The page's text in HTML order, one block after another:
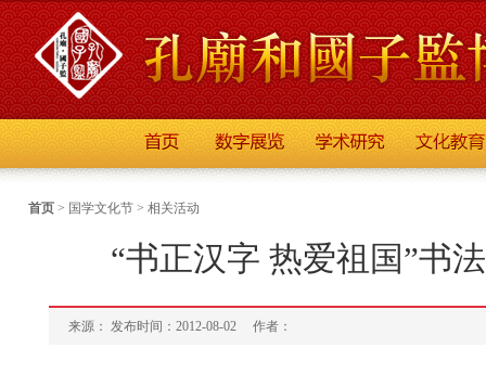
首页 > 国学文化节 > 相关活动
“书正汉字 热爱祖国”书
来源： 发布时间：2012-08-02 作者：